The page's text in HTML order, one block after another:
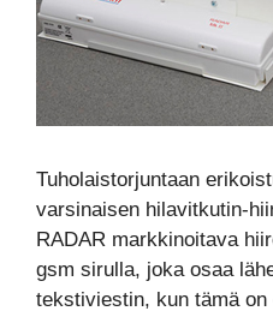
Tuholaistorjuntaan
varsinaisen hilavitkutin-
RADAR markkinoitava
gsm sirulla, joka osaa
tekstiviestin, kun tämä